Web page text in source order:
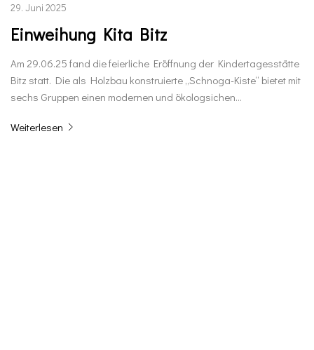
29. Juni 2025
Einweihung Kita Bitz
Am 29.06.25 fand die feierliche Eröffnung der Kindertagesstätte
Bitz statt. Die als Holzbau konstruierte „Schnoga-Kiste“ bietet mit
sechs Gruppen einen modernen und ökologsichen…
Weiterlesen